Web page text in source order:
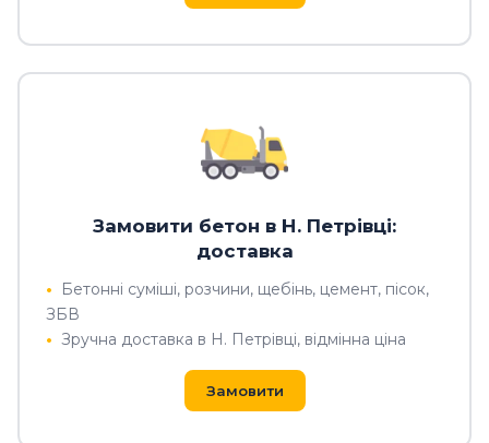
Замовити бетон в Н. Петрівці:
доставка
Бетонні суміші, розчини, щебінь, цемент, пісок,
ЗБВ
Зручна доставка в Н. Петрівці, відмінна ціна
Замовити